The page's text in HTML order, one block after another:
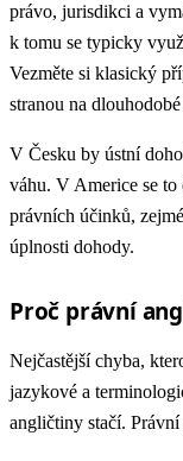
právo, jurisdikci a
k tomu se typicky
Vezměte si klasický
stranou na
V Česku by ústní
váhu. V Americe se to
právních účinků,
úplnosti dohody.
Proč právní
Nejčastější chyba,
jazykové a
angličtiny stačí.